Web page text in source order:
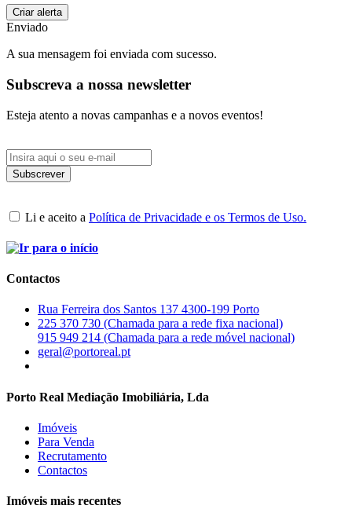
Enviado
A sua mensagem foi enviada com sucesso.
Subscreva a nossa newsletter
Esteja atento a novas campanhas e a novos eventos!
Li e aceito a Política de Privacidade e os Termos de Uso.
Contactos
Rua Ferreira dos Santos 137 4300-199 Porto
225 370 730 (Chamada para a rede fixa nacional)
915 949 214 (Chamada para a rede móvel nacional)
geral@portoreal.pt
Porto Real Mediação Imobiliária, Lda
Imóveis
Para Venda
Recrutamento
Contactos
Imóveis mais recentes